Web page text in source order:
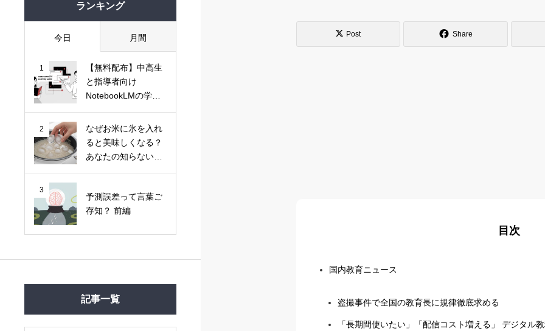
ランキング
今日 月間
1
【無料配布】中高生
と指導者向け
NotebookLMの学習
2
なぜお米に氷を入れ
ると美味しくなる？
あなたの知らない
3
予測誤差って言葉ご
存知？ 前編
記事一覧
Post Share
目次
国内教育ニュース
盗撮事件で全国の教育長に規律徹底求める
「長期間使いたい」「配信コスト増える」 デジタル